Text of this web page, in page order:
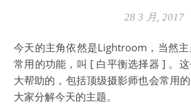
28 3 月, 2017
今天的主角依然是Lightroom，当然主题是讲解里面其中一个
常用的功能，叫 [ 白平衡选择器 ] 。
大帮助的，包括顶级摄影师也会常用
大家分解今天的主题。